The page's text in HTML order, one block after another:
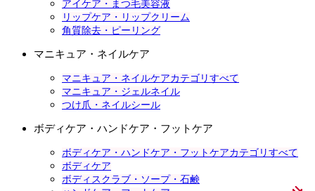
アイケア・まつ毛美容液
リップケア・リップクリーム
角質除去・ピーリング
マニキュア・ネイルケア
マニキュア・ネイルケアカテゴリすべて
マニキュア・ジェルネイル
つけ爪・ネイルシール
ボディケア・ハンドケア・フットケア
ボディケア・ハンドケア・フットケアカテゴリすべて
ボディケア
ボディスクラブ・ソープ・石鹸